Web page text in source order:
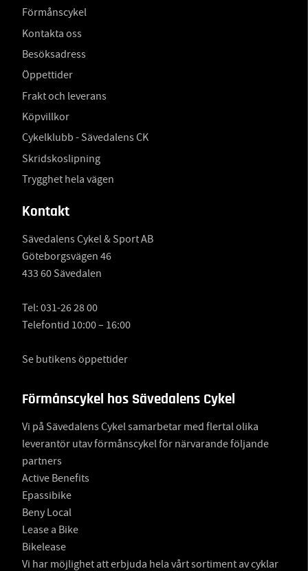
Förmånscykel
Kontakta oss
Besöksadress
Öppettider
Frakt och leverans
Köpvillkor
Cykelklubb - Sävedalens CK
Skridskoslipning
Trygghet hela vägen
Kontakt
Sävedalens Cykel & Sport AB
Göteborgsvägen 46
433 60 Sävedalen
Tel: 031-26 28 00
Telefontid 10:00 – 16:00
Se butikens öppettider
Förmånscykel hos Sävedalens Cykel
Vi på Sävedalens Cykel samarbetar med flertal olika
leverantör utav förmånscykel för närvarande följande
partners
Active Benefits
Epassibike
Beny Local
Lease a Bike
Bikelease
Vi har möjlighet att erbjuda hela vårt sortiment av cyklar